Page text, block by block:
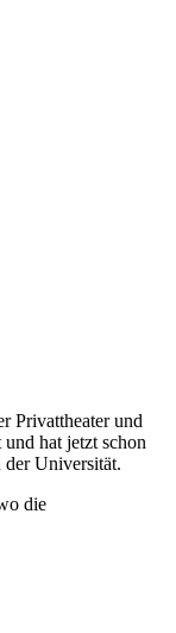
Privattheater und
hat jetzt schon
der Universität.
die